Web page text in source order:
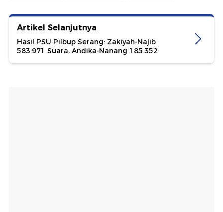
Artikel Selanjutnya
Hasil PSU Pilbup Serang: Zakiyah-Najib
583.971 Suara, Andika-Nanang 185.352